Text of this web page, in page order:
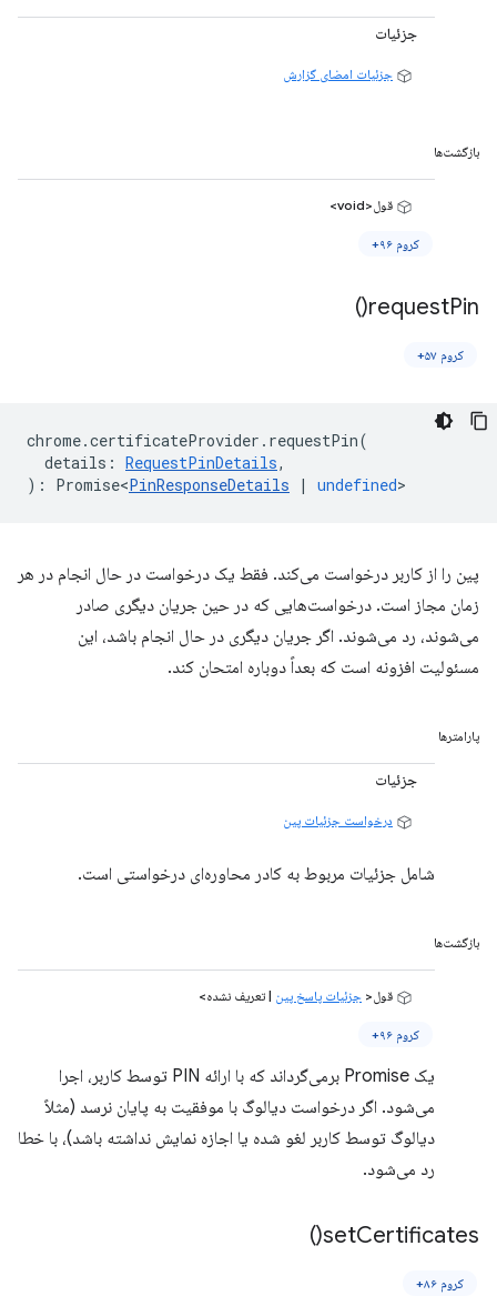
جزئیات
جزئیات امضای گزارش
بازگشت‌ها
قول<void>
کروم ۹۶+
requestPin(
)
کروم ۵۷+
chrome.certificateProvider . requestPin(
details : RequestPinDetails,
) : Promise<PinResponseDetails | undefined>
پین را از کاربر درخواست می‌کند. فقط یک درخواست در حال انجام در هر
زمان مجاز است. درخواست‌هایی که در حین جریان دیگری صادر
می‌شوند، رد می‌شوند. اگر جریان دیگری در حال انجام باشد، این
مسئولیت افزونه است که بعداً دوباره امتحان کند.
پارامترها
جزئیات
درخواست جزئیات پین
شامل جزئیات مربوط به کادر محاوره‌ای درخواستی است.
بازگشت‌ها
قول< جزئیات پاسخ پین | تعریف نشده>
کروم ۹۶+
یک Promise برمی‌گرداند که با ارائه PIN توسط کاربر، اجرا
می‌شود. اگر درخواست دیالوگ با موفقیت به پایان نرسد (مثلاً
دیالوگ توسط کاربر لغو شده یا اجازه نمایش نداشته باشد)، با خطا
رد می‌شود.
setCertificates(
)
کروم ۸۶+